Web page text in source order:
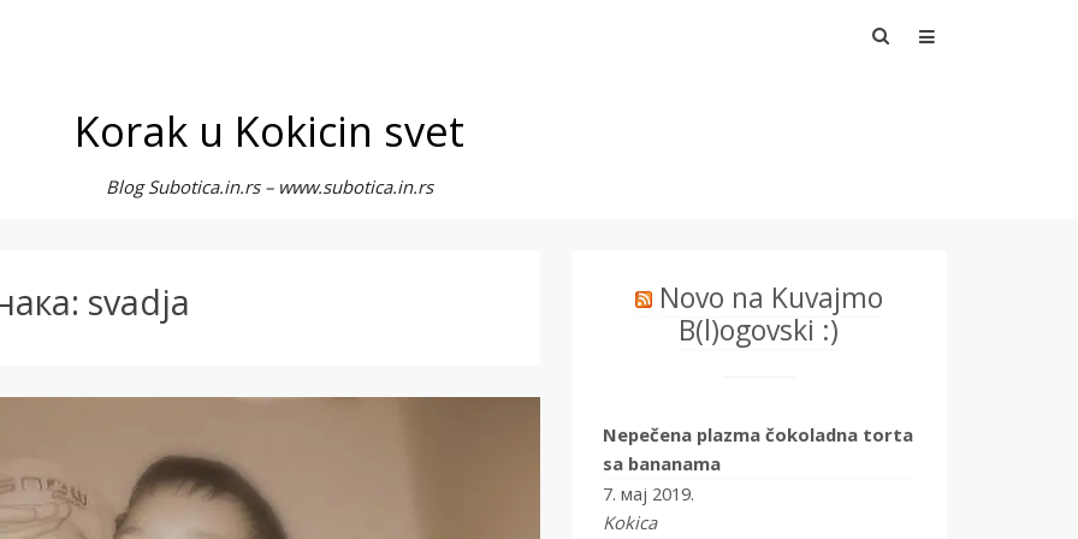
Претрага
Korak u Kokicin svet
Blog Subotica.in.rs – www.subotica.in.rs
svadja
Novo na Kuvajmo
B(l)ogovski :)
Nepečena plazma čokoladna torta
sa bananama
7. мај 2019.
Kokica